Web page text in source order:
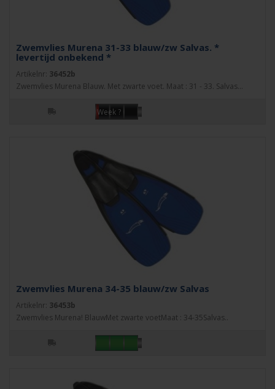
Zwemvlies Murena 31-33 blauw/zw Salvas. *
levertijd onbekend *
Artikelnr: 36452b
Zwemvlies Murena Blauw. Met zwarte voet. Maat : 31 - 33. Salvas...
Week ?
Zwemvlies Murena 34-35 blauw/zw Salvas
Artikelnr: 36453b
Zwemvlies Murena! BlauwMet zwarte voetMaat : 34-35Salvas..